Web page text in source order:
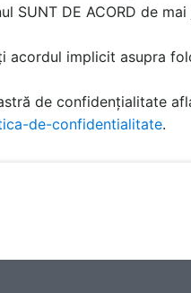
SUNT DE ACORD de mai
acordul implicit asupra
de confidențialitate
de-confidentialitate.